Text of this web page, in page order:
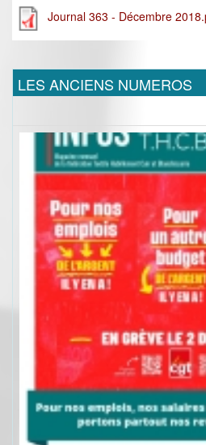
Journal 363 - Décembre
LES ANCIENS NUMEROS